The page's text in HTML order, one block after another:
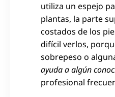
utiliza un espejo
plantas, la parte
costados de los
difícil verlos,
sobrepeso o
ayuda a algún
profesional